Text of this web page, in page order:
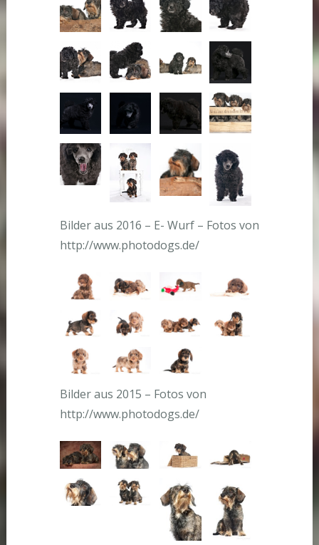
Bilder aus 2016 – E- Wurf – Fotos von
http://www.photodogs.de/
Bilder aus 2015 – Fotos von
http://www.photodogs.de/